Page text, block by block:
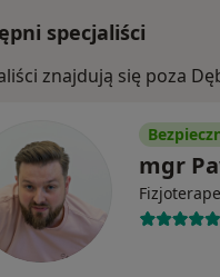
specjaliści
znajdują się poza
mgr